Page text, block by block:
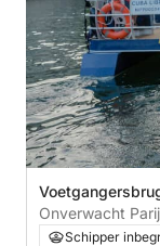
Billancourt,
Onverwacht
Boulogne naar
Schipper